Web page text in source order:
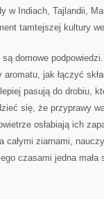
w Indiach, Tajlandii,
tamtejszej kultury
domowe
jak łączyć
pasują do drobiu,
się, że przyprawy
osłabiają ich
całymi ziarnami,
czasami jedna